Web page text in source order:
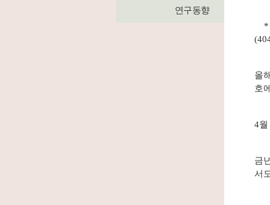
연구동향
*
올
호
4월
금
서